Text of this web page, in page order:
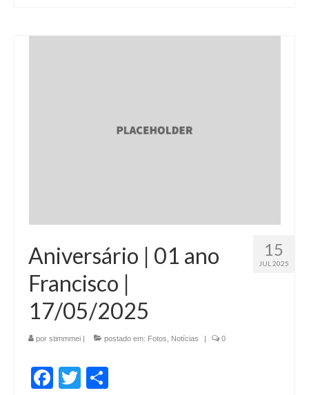
15
JUL 2025
Aniversário | 01 ano
Francisco |
17/05/2025
por stimmmei | postado em: Fotos Notícias | 0
Facebook
Twitter